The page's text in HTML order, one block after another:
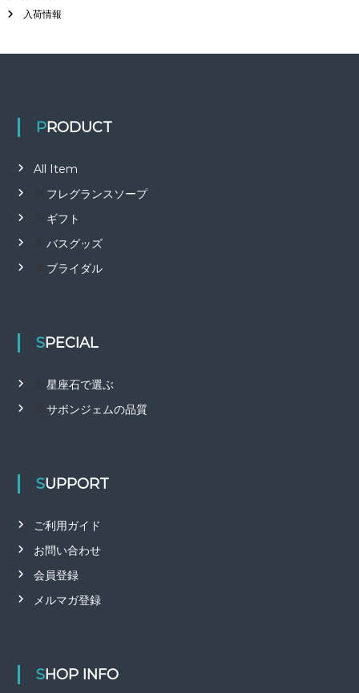
入荷情報
PRODUCT
All Item
フレグランスソープ
ギフト
バスグッズ
ブライダル
SPECIAL
星座石で選ぶ
サボンジェムの品質
SUPPORT
ご利用ガイド
お問い合わせ
会員登録
メルマガ登録
SHOP INFO